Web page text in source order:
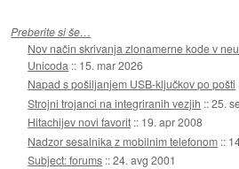
Preberite si še…
Nov način skrivanja zlonamerne kode v
Unicoda :: 15. mar 2026
Napad s pošiljanjem USB-ključkov po pošti
Strojni trojanci na integriranih vezjih ::25.
Hitachijev novi favorit :: 19. apr 2008
Nadzor sesalnika z mobilnim telefonom ::
Subject: forums ::24. avg 2001